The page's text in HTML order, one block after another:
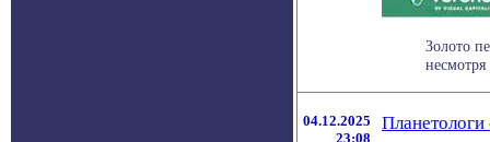
Золото
04.12.2025
23:08